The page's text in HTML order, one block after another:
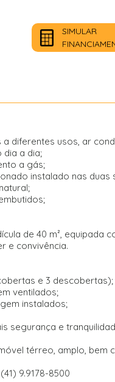
SIMULAR
diferentes usos, ar
dia a dia;
a gás;
instalado nas duas
de 40 m²,
e convivência.
e 3 descobertas);
ventilados;
instalados;
segurança e
térreo, amplo,
9.9178-8500